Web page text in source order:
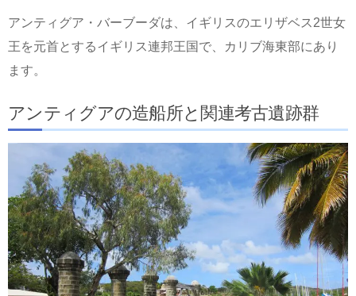
アンティグア・バーブーダは、イギリスのエリザベス2世女
王を元首とするイギリス連邦王国で、カリブ海東部にあり
ます。
アンティグアの造船所と関連考古遺跡群